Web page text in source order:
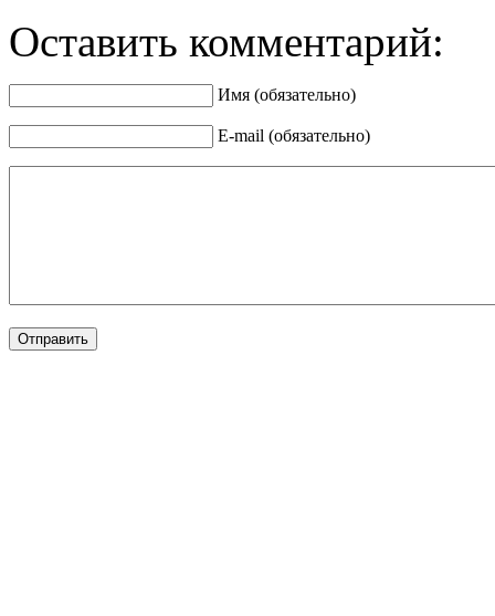
Оставить комментарий:
Имя (обязательно)
E-mail (обязательно)